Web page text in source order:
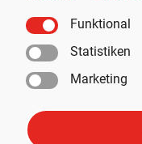
Funktional
Statistiken
Marketing
Historischer
vonMoritz Kopp|
Die Raumfahrt steht
Versuch abläuft